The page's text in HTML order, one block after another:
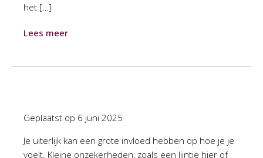
het […]
Lees meer
Geplaatst op 6 juni 2025
Je uiterlijk kan een grote invloed hebben op hoe je je
voelt. Kleine onzekerheden, zoals een lijntje hier of